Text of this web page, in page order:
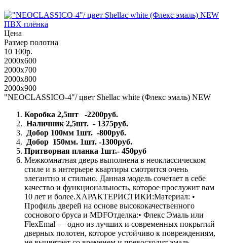
ПВХ плёнка
Цена
Размер полотна
10 100р.
2000x600
2000x700
2000x800
2000x900
"NEOCLASSICO-4"/ цвет Shellac white (Флекс эмаль) NEW
Коробка 2,5шт -2200руб.
Наличник 2,5шт. - 1375руб.
Добор 100мм 1шт. -800руб.
Добор 150мм. 1шт. -1300руб.
Притворная планка 1шт.- 450руб
Межкомнатная дверь выполнена в неоклассическом
стиле и в интерьере квартиры смотрится очень
элегантно и стильно. Данная модель сочетает в себе
качество и функциональность, которое прослужит вам
10 лет и более.ХАРАКТЕРИСТИКИ:Материал: •
Профиль дверей на основе высококачественного
соснового бруса и MDFОтделка:• Флекс Эмаль или
FlexEmal — одно из лучших и современных покрытий
дверных полотен, которое устойчиво к повреждениям,